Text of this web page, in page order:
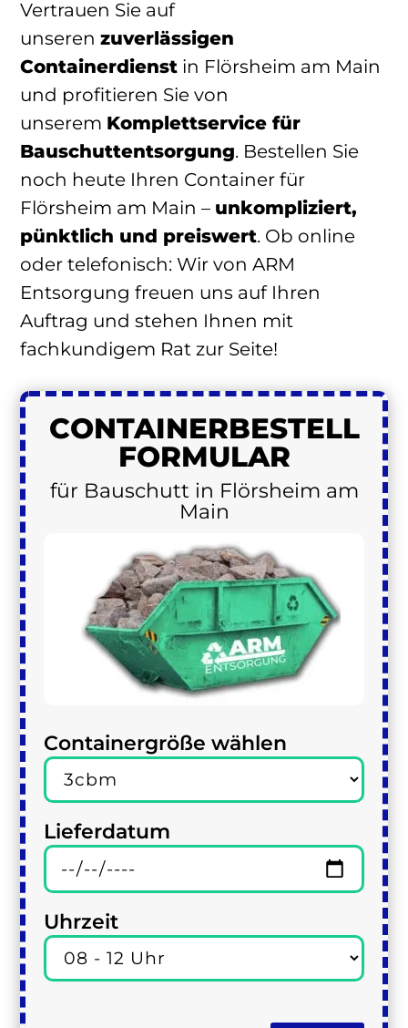
Vertrauen Sie auf
unseren zuverlässigen
Containerdienst in Flörsheim am Main
und profitieren Sie von
unserem Komplettservice für
Bauschuttentsorgung. Bestellen Sie
noch heute Ihren Container für
Flörsheim am Main – unkompliziert,
pünktlich und preiswert. Ob online
oder telefonisch: Wir von ARM
Entsorgung freuen uns auf Ihren
Auftrag und stehen Ihnen mit
fachkundigem Rat zur Seite!
CONTAINERBESTELL
FORMULAR
für Bauschutt in Flörsheim am
Main
Containergröße wählen
Lieferdatum
Uhrzeit